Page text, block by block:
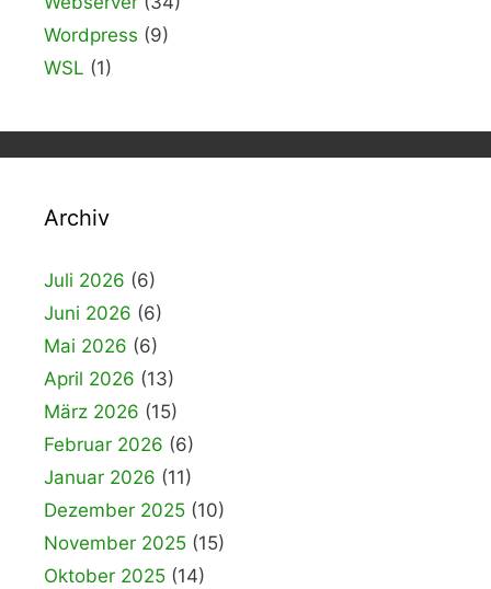
Wordpress (9)
WSL (1)
Archiv
Juli 2026 (6)
Juni 2026 (6)
Mai 2026 (6)
April 2026 (13)
März 2026 (15)
Februar 2026 (6)
Januar 2026 (11)
Dezember 2025 (10)
November 2025 (15)
Oktober 2025 (14)